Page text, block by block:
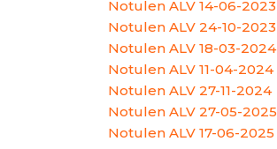
Notulen ALV 14-06-2023
Notulen ALV 24-10-2023
Notulen ALV 18-03-2024
Notulen ALV 11-04-2024
Notulen ALV 27-11-2024
Notulen ALV 27-05-2025
Notulen ALV 17-06-2025